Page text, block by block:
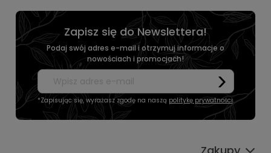
Zapisz się do Newslettera!
Podaj swój adres e-mail i otrzymuj informacje o
nowościach i promocjach!
*Zapisując się, wyrażasz zgodę na naszą politykę prywatności.